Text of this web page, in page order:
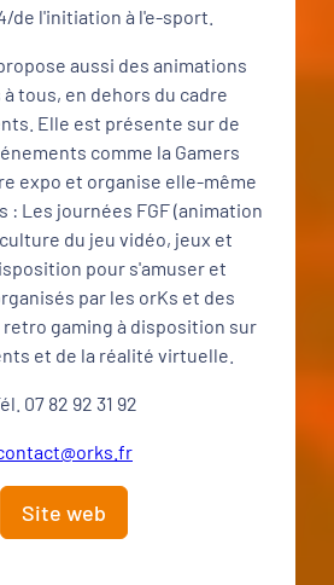
de l'initiation à l'e-sport.
aussi des animations
tous, en dehors du cadre
Elle est présente sur de
comme la Gamers
expo et organise elle-même
: Les journées FGF (animation
du jeu vidéo, jeux et
pour s'amuser et
par les orKs et des
gaming à disposition sur
et de la réalité virtuelle.
07 82 92 31 92
Site web